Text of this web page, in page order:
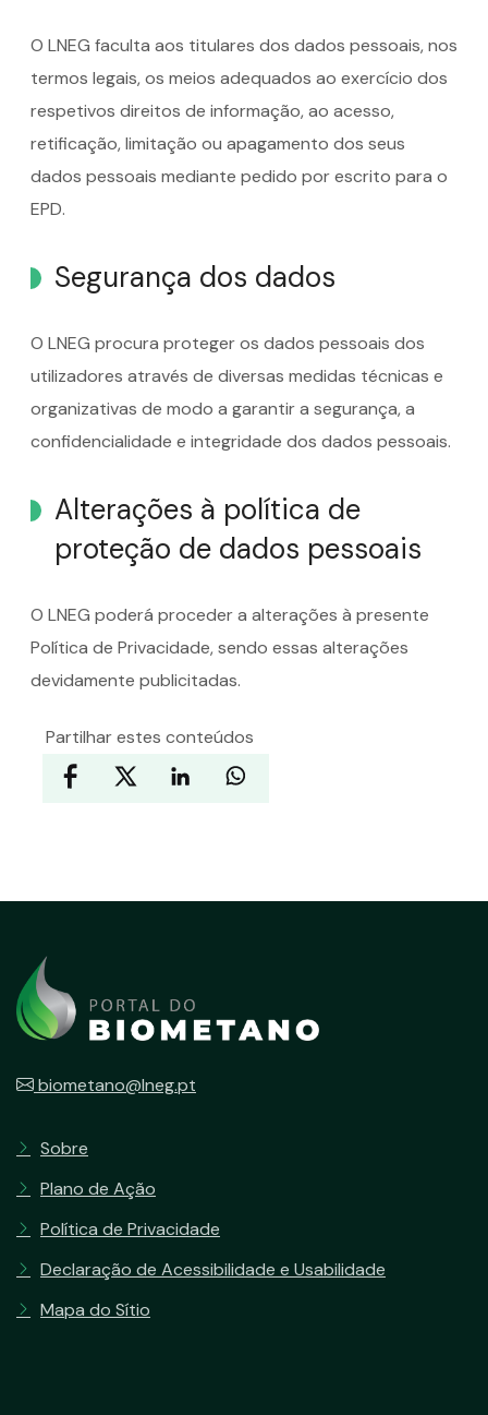
O LNEG faculta aos titulares dos dados pessoais, nos
termos legais, os meios adequados ao exercício dos
respetivos direitos de informação, ao acesso,
retificação, limitação ou apagamento dos seus
dados pessoais mediante pedido por escrito para o
EPD.
Segurança dos dados
O LNEG procura proteger os dados pessoais dos
utilizadores através de diversas medidas técnicas e
organizativas de modo a garantir a segurança, a
confidencialidade e integridade dos dados pessoais.
Alterações à política de
proteção de dados pessoais
O LNEG poderá proceder a alterações à presente
Política de Privacidade, sendo essas alterações
devidamente publicitadas.
Partilhar estes conteúdos
biometano@lneg.pt
Sobre
Plano de Ação
Política de Privacidade
Declaração de Acessibilidade e Usabilidade
Mapa do Sítio